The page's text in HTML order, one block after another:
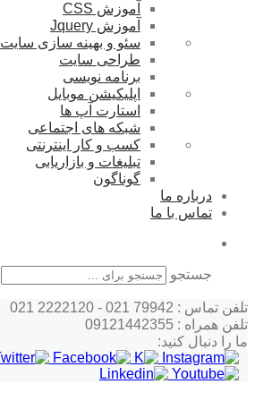
آموزش CSS
آموزش Jquery
سئو و بهینه سازی سایت
طراحی سایت
برنامه نویسی
اپلیکیشن موبایل
استارت آپ ها
شبکه های اجتماعی
کسب و کار اینترنتی
تبلیغات و بازاریابی
گوناگون
درباره ما
تماس با ما
جستجو
تلفن تماس : 79942 021 - 2222120 021
تلفن همراه : 09121442355
ما را دنبال کنید: